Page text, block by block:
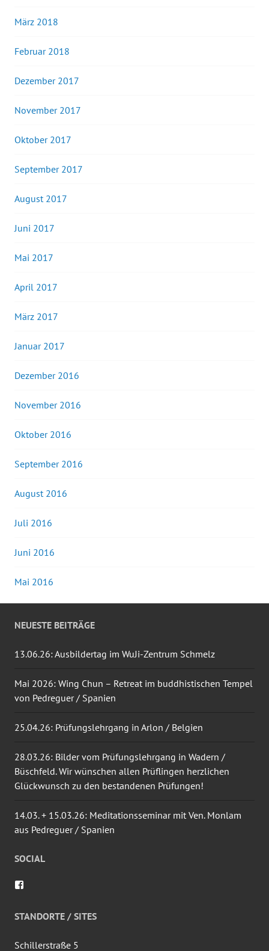
März 2018
Februar 2018
Dezember 2017
November 2017
Oktober 2017
September 2017
August 2017
Juni 2017
Mai 2017
April 2017
März 2017
Januar 2017
Dezember 2016
November 2016
Oktober 2016
September 2016
August 2016
Juli 2016
Juni 2016
Mai 2016
NEUESTE BEITRÄGE
13.06.26: Ausbildertag im WuJi-Zentrum Schmelz
Mai 2026: Wing Chun – Retreat im buddhistischen Tempel
von Pedreguer / Spanien
25.04.26: Prüfungslehrgang in Arlon / Belgien
28.03.26: Bilder vom Prüfungslehrgang in Wadern /
Büschfeld. Wir wünschen allen Prüflingen herzlichen
Glückwunsch zu den bestandenen Prüfungen!
14.03. + 15.03.26: Meditationsseminar mit Ven. Monlam
aus Pedreguer / Spanien
SOCIAL
auf
Facebook
STANDORTE / SITES
Schillerstraße 5